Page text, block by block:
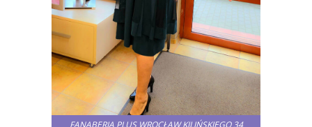
FANABERIA PLUS WROCŁAW KILIŃSKIEGO 34